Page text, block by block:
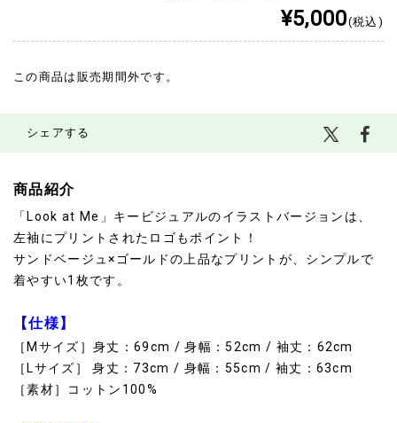
¥5,000(税込)
この商品は販売期間外です。
シェアする
商品紹介
「Look at Me」キービジュアルのイラストバージョンは、
左袖にプリントされたロゴもポイント！
サンドベージュ×ゴールドの上品なプリントが、シンプルで
着やすい1枚です。
【仕様】
［Mサイズ］身丈：69cm / 身幅：52cm / 袖丈：62cm
［Lサイズ］ 身丈：73cm / 身幅：55cm / 袖丈：63cm
［素材］コットン100%